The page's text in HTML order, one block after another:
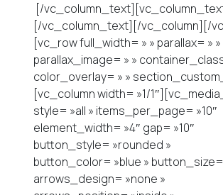
[/
[/vc_column_text][/vc_column][/
[vc_row full_width= » » parallax= » »
parallax_image= » »
color_overlay= » »
[vc_column width= »1/
style= »all » items_per_page= »10″
element_width= »4″ gap= »10″
button_style= »rounded »
button_color= »blue » button_size=
arrows_design= »none »